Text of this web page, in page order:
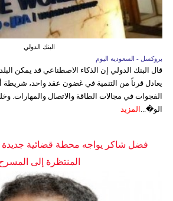
البنك الدولي
بروكسل - السعوديه اليوم
قال البنك الدولي إن الذكاء الاصطناعي قد يمكن
يعادل قرناً من التنمية في غضون عقد واحد،
الفجوات في مجالات الطاقة والاتصال والمهارات.
الو�... المزيد
فضل شاكر يواجه محطة قضائية جديدة
المنتظرة إلى